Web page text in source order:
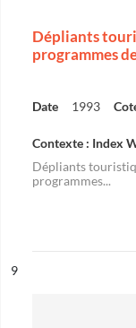
Dépliants
programmes
Date 1993
Contexte : Index
Dépliants
programmes...
n°
9